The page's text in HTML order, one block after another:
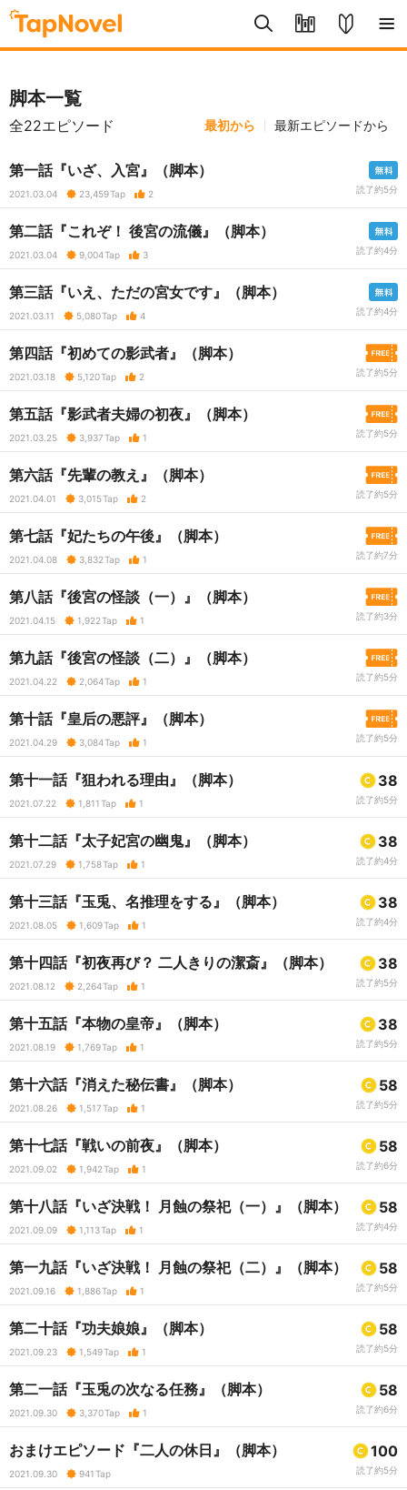
脚本一覧
全22エピソード 最初から 最新エピソードから
第一話『いざ、入宮』（脚本）
2021.03.04 23,459Tap 2 読了約5分
第二話『これぞ！ 後宮の流儀』（脚本）
2021.03.04 9,004Tap 3 読了約4分
第三話『いえ、ただの宮女です』（脚本）
2021.03.11 5,080Tap 4 読了約4分
第四話『初めての影武者』（脚本）
2021.03.18 5,120Tap 2 読了約5分
第五話『影武者夫婦の初夜』（脚本）
2021.03.25 3,937Tap 1 読了約5分
第六話『先輩の教え』（脚本）
2021.04.01 3,015Tap 2 読了約5分
第七話『妃たちの午後』（脚本）
2021.04.08 3,832Tap 1 読了約7分
第八話『後宮の怪談（一）』（脚本）
2021.04.15 1,922Tap 1 読了約3分
第九話『後宮の怪談（二）』（脚本）
2021.04.22 2,064Tap 1 読了約5分
第十話『皇后の悪評』（脚本）
2021.04.29 3,084Tap 1 読了約5分
第十一話『狙われる理由』（脚本）
2021.07.22 1,811Tap 1
38
読了約5分
第十二話『太子妃宮の幽鬼』（脚本）
2021.07.29 1,758Tap 1
38
読了約4分
第十三話『玉兎、名推理をする』（脚本）
2021.08.05 1,609Tap 1
38
読了約4分
第十四話『初夜再び？ 二人きりの潔斎』（脚本）
2021.08.12 2,264Tap 1
38
読了約5分
第十五話『本物の皇帝』（脚本）
2021.08.19 1,769Tap 1
38
読了約5分
第十六話『消えた秘伝書』（脚本）
2021.08.26 1,517Tap 1
58
読了約5分
第十七話『戦いの前夜』（脚本）
2021.09.02 1,942Tap 1
58
読了約6分
第十八話『いざ決戦！ 月蝕の祭祀（一）』（脚本）
2021.09.09 1,113Tap 1
58
読了約4分
第一九話『いざ決戦！ 月蝕の祭祀（二）』（脚本）
2021.09.16 1,886Tap 1
58
読了約5分
第二十話『功夫娘娘』（脚本）
2021.09.23 1,549Tap 1
58
読了約5分
第二一話『玉兎の次なる任務』（脚本）
2021.09.30 3,370Tap 1
58
読了約6分
おまけエピソード『二人の休日』（脚本）
2021.09.30 941Tap
100
読了約5分